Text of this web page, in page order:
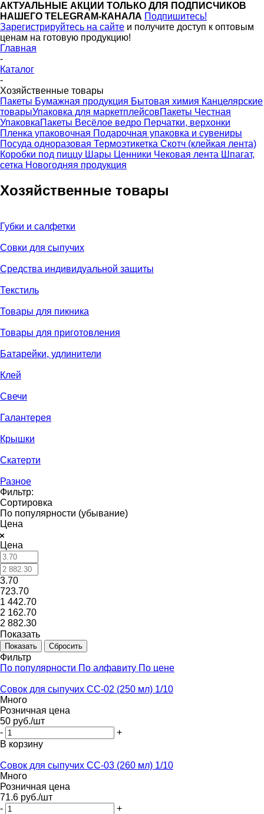
АКТУАЛЬНЫЕ АКЦИИ ТОЛЬКО ДЛЯ ПОДПИСЧИКОВ
НАШЕГО TELEGRAM-КАНАЛА Подпишитесь!
Зарегистрируйтесь на сайте и получите доступ к оптовым
ценам на готовую продукцию!
Главная
-
Каталог
-
Хозяйственные товары
Пакеты Бумажная продукция Бытовая химия Канцелярские
товарыУпаковка для маркетплейсовПакеты Честная
УпаковкаПакеты Весёлое ведро Перчатки, верхонки
Пленка упаковочная Подарочная упаковка и сувениры
Посуда одноразовая Термоэтикетка Скотч (клейкая лента)
Коробки под пиццу Шары Ценники Чековая лента Шпагат,
сетка Новогодняя продукция
Хозяйственные товары
Губки и салфетки
Совки для сыпучих
Средства индивидуальной защиты
Текстиль
Товары для пикника
Товары для приготовления
Батарейки, удлинители
Клей
Свечи
Галантерея
Крышки
Скатерти
Разное
Фильтр:
Сортировка
По популярности (убывание)
Цена
Цена
3.70
723.70
1 442.70
2 162.70
2 882.30
Показать
Сбросить
Фильтр
По популярности По алфавиту По цене
Совок для сыпучих СС-02 (250 мл) 1/10
Много
Розничная цена
50 руб./шт
-
+
В корзину
Совок для сыпучих СС-03 (260 мл) 1/10
Много
Розничная цена
71.6 руб./шт
-
+